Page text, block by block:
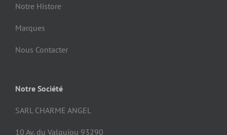
Notre Histore
Marques
Nous Contacter
Notre Société
SARL CHARME ANGEL
10 Av. du Valquiou 93290